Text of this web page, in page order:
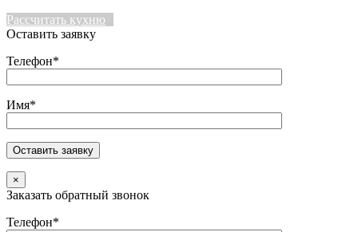
Рассчитать кухню
Оставить заявку
Телефон*
Имя*
×
Заказать обратный звонок
Телефон*